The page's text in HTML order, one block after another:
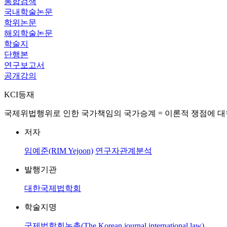
국내학술논문
학위논문
해외학술논문
학술지
단행본
연구보고서
공개강의
KCI등재
국제위법행위로 인한 국가책임의 국가승계 = 이론적 쟁점에
저자
임예준(RIM Yejoon) 연구자관계분석
발행기관
대한국제법학회
학술지명